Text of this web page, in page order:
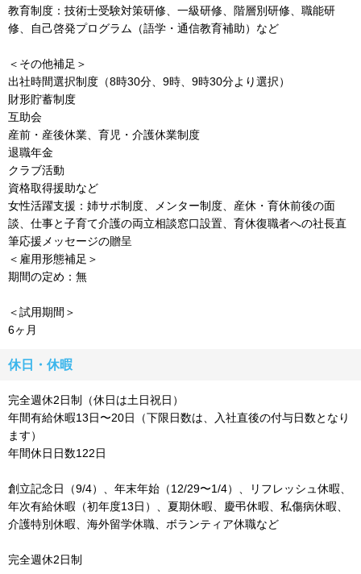
教育制度：技術士受験対策研修、一級研修、階層別研修、職能研
修、自己啓発プログラム（語学・通信教育補助）など
＜その他補足＞
出社時間選択制度（8時30分、9時、9時30分より選択）
財形貯蓄制度
互助会
産前・産後休業、育児・介護休業制度
退職年金
クラブ活動
資格取得援助など
女性活躍支援：姉サポ制度、メンター制度、産休・育休前後の面
談、仕事と子育て介護の両立相談窓口設置、育休復職者への社長直
筆応援メッセージの贈呈
＜雇用形態補足＞
期間の定め：無
＜試用期間＞
6ヶ月
休日・休暇
完全週休2日制（休日は土日祝日）
年間有給休暇13日〜20日（下限日数は、入社直後の付与日数となり
ます）
年間休日日数122日
創立記念日（9/4）、年末年始（12/29〜1/4）、リフレッシュ休暇、
年次有給休暇（初年度13日）、夏期休暇、慶弔休暇、私傷病休暇、
介護特別休暇、海外留学休職、ボランティア休職など
完全週休2日制